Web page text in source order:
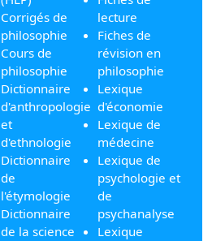
Corrigés de
philosophie
Cours de
philosophie
Dictionnaire
d'anthropologie
et
d'ethnologie
Dictionnaire
de
l'étymologie
Dictionnaire
de la science
lecture
Fiches de
révision en
philosophie
Lexique
d'économie
Lexique de
médecine
Lexique de
psychologie et
de
psychanalyse
Lexique